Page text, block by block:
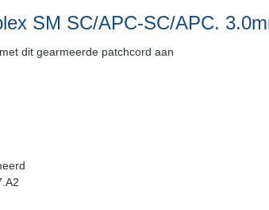
SM SC/APC-SC/APC.
dit gearmeerde patchcord aan